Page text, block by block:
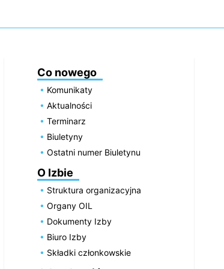
Co nowego
Komunikaty
Aktualności
Terminarz
Biuletyny
Ostatni numer Biuletynu
O Izbie
Struktura organizacyjna
Organy OIL
Dokumenty Izby
Biuro Izby
Składki członkowskie